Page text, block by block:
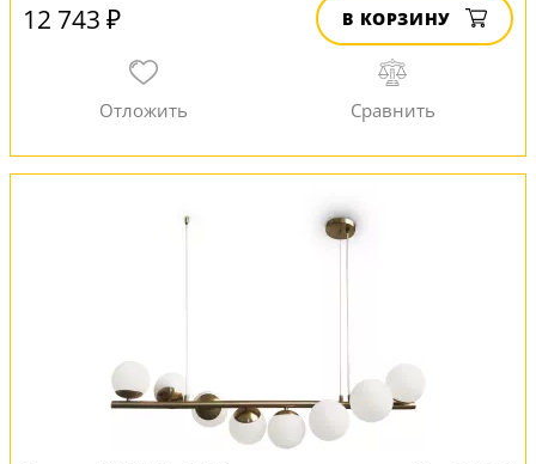
12 743 ₽ В КОРЗИНУ